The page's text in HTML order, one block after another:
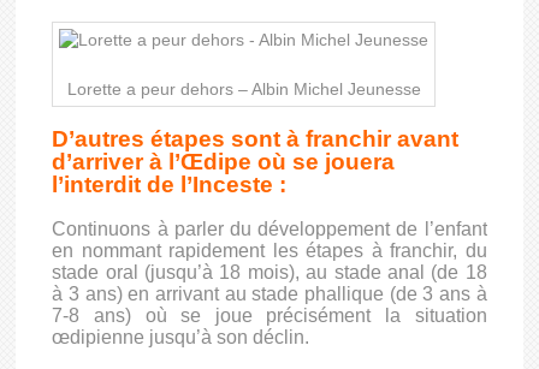
Lorette a peur dehors – Albin Michel Jeunesse
D’autres étapes sont à franchir avant
d’arriver à l’Œdipe où se jouera
l’interdit de l’Inceste :
Continuons à parler du développement de l’enfant
en nommant rapidement les étapes à franchir, du
stade oral (jusqu’à 18 mois), au stade anal (de 18
à 3 ans) en arrivant au stade phallique (de 3 ans à
7-8 ans) où se joue précisément la situation
œdipienne jusqu’à son déclin.